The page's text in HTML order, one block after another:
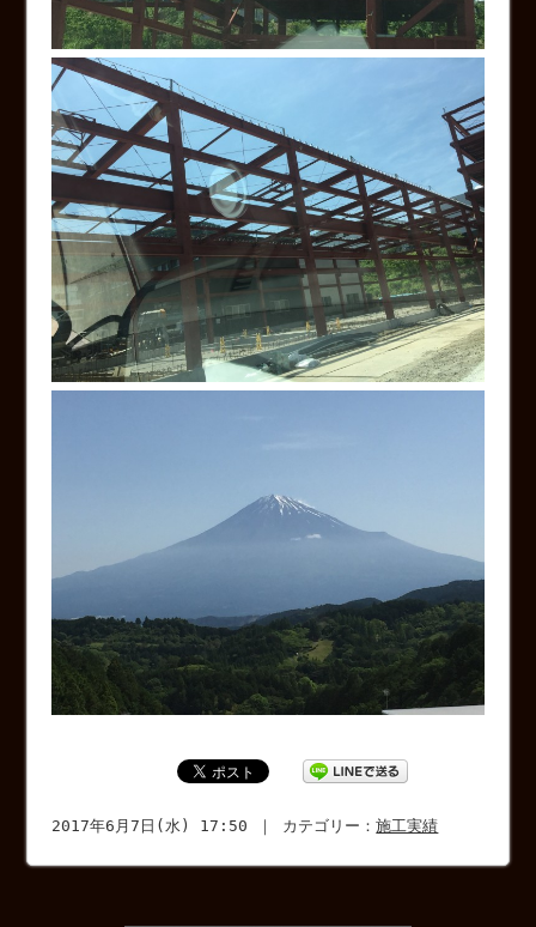
2017年6月7日(水) 17:50 ｜ カテゴリー：施工実績